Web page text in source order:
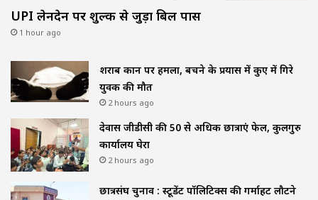
UPI लेनदेन पर शुल्क से जुड़ा बिल पास
1 hour ago
शराब दुकान पर हमला, बचने के प्रयास में कुए में गिरे
युवक की मौत
2 hours ago
देवास जीडीसी की 50 से अधिक छात्राएं फेल, कुलगुरु
कार्यालय घेरा
2 hours ago
छात्रसंघ चुनाव : स्टूडेंट पॉलिटिक्स की गर्माहट लौटने